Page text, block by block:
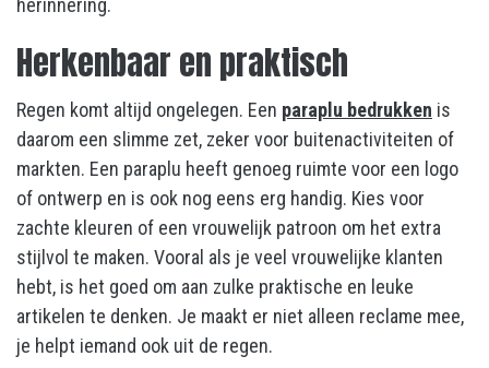
herinnering.
Herkenbaar en praktisch
Regen komt altijd ongelegen. Een paraplu bedrukken is
daarom een slimme zet, zeker voor buitenactiviteiten of
markten. Een paraplu heeft genoeg ruimte voor een logo
of ontwerp en is ook nog eens erg handig. Kies voor
zachte kleuren of een vrouwelijk patroon om het extra
stijlvol te maken. Vooral als je veel vrouwelijke klanten
hebt, is het goed om aan zulke praktische en leuke
artikelen te denken. Je maakt er niet alleen reclame mee,
je helpt iemand ook uit de regen.